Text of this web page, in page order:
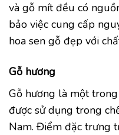
và gỗ mít đều có
bảo việc cung cấp
hoa sen gỗ đẹp với
Gỗ hương
Gỗ hương là một
được sử dụng trong
Nam. Điểm đặc trưng